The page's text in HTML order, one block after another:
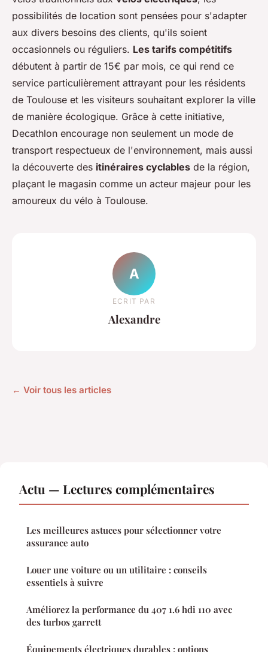
possibilités de location sont pensées pour s'adapter
aux divers besoins des clients, qu'ils soient
occasionnels ou réguliers. Les tarifs compétitifs
débutent à partir de 15€ par mois, ce qui rend ce
service particulièrement attrayant pour les résidents
de Toulouse et les visiteurs souhaitant explorer la ville
de manière écologique. Grâce à cette initiative,
Decathlon encourage non seulement un mode de
transport respectueux de l'environnement, mais aussi
la découverte des itinéraires cyclables de la région,
plaçant le magasin comme un acteur majeur pour les
amoureux du vélo à Toulouse.
A
ECRIT PAR
Alexandre
← Voir tous les articles
Actu — Lectures complémentaires
Les meilleures astuces pour sélectionner votre
assurance auto
Louer une voiture ou un utilitaire : conseils
essentiels à suivre
Améliorez la performance du 407 1.6 hdi 110 avec
des turbos garrett
Équipements électriques durables : options